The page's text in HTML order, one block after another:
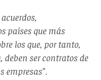
países que más
los que, por tanto,
ser contratos de
empresas".